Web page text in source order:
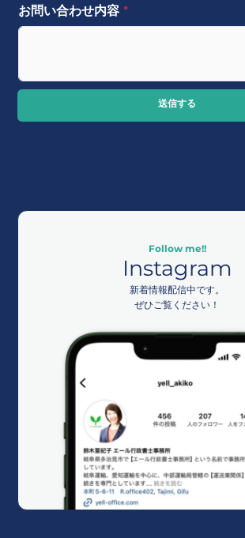
お問い合わせ内容*
送信する
Follow me!!
Instagram
新着情報配信中です。
ぜひご覧ください！